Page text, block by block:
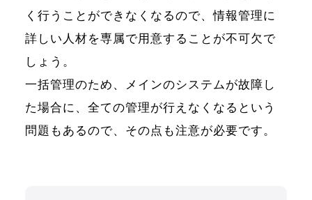
く行うことができなくなるので、情報管理に
詳しい人材を専属で用意することが不可欠で
しょう。
一括管理のため、メインのシステムが故障し
た場合に、全ての管理が行えなくなるという
問題もあるので、その点も注意が必要です。